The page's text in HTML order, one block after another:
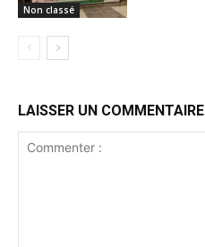
Non classé
LAISSER UN COMMENTAIRE